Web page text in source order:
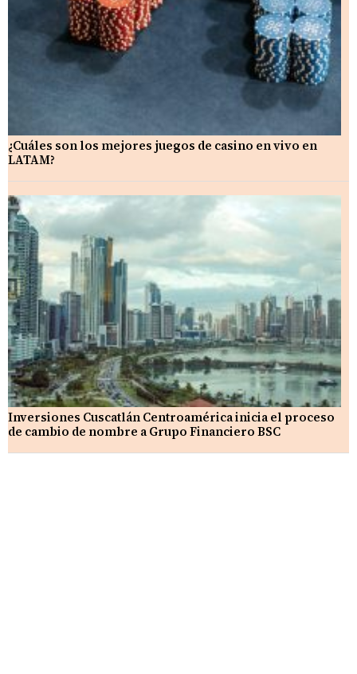
¿Cuáles son los mejores juegos de casino en vivo en
LATAM?
Inversiones Cuscatlán Centroamérica inicia el proceso
de cambio de nombre a Grupo Financiero BSC